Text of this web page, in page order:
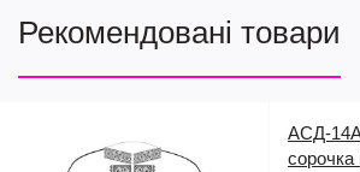
Рекомендовані товари
АСД-
сорочка